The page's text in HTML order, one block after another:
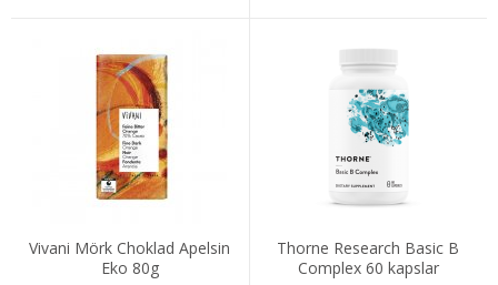
Vivani Mörk Choklad Apelsin
Eko 80g
Thorne Research Basic B
Complex 60 kapslar